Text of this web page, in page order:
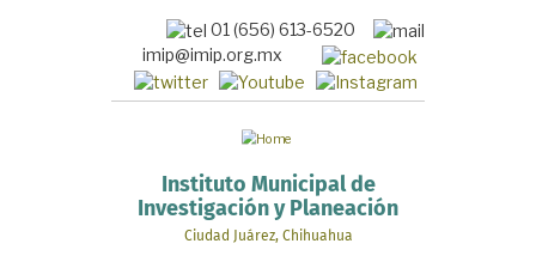
01 (656) 613-6520
imip@imip.org.mx
Instituto Municipal de
Investigación y Planeación
Ciudad Juárez, Chihuahua